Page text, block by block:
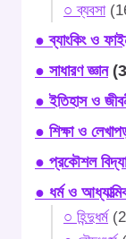
○ ব্যবসা
● ব্যাংকিং ও
● সাধারণ জ্ঞান
● ইতিহাস ও
● শিক্ষা ও
● প্রকৌশল বিদ্যা
● ধর্ম ও
○ হিন্দুধর্ম